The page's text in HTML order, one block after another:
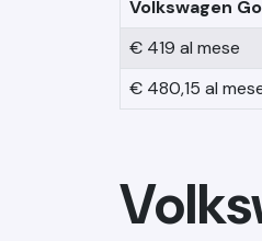
Volkswagen
€ 419 al mese
€ 480,15 al